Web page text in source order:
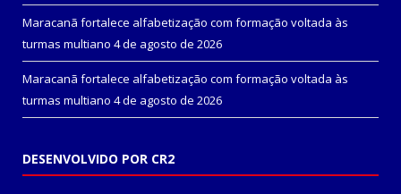
Maracanã fortalece alfabetização com formação voltada às
turmas multiano 4 de agosto de 2026
Maracanã fortalece alfabetização com formação voltada às
turmas multiano 4 de agosto de 2026
DESENVOLVIDO POR CR2